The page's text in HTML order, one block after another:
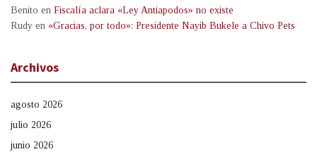
Benito en Fiscalía aclara «Ley Antiapodos» no existe
Rudy en «Gracias, por todo»: Presidente Nayib Bukele a Chivo Pets
Archivos
agosto 2026
julio 2026
junio 2026